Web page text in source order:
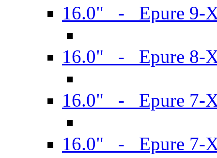
16.0" - Epure 9-
16.0" - Epure 8-
16.0" - Epure 7-
16.0" - Epure 7-